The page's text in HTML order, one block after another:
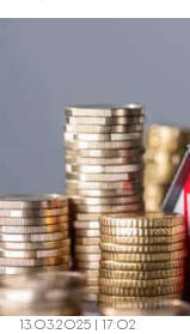
військовій
13.03.2025 | 17:02